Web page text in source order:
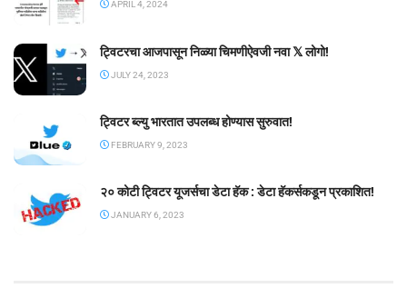
APRIL 4, 2024
ट्विटरचा आजपासून निळ्या चिमणीऐवजी नवा 𝕏 लोगो!
JULY 24, 2023
ट्विटर ब्ल्यु भारतात उपलब्ध होण्यास सुरुवात!
FEBRUARY 9, 2023
२० कोटी ट्विटर यूजर्सचा डेटा हॅक : डेटा हॅकर्सकडून प्रकाशित!
JANUARY 6, 2023